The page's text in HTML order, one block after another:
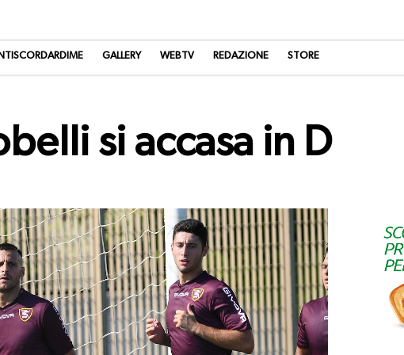
GALLERY WEBTV REDAZIONE STORE
si accasa in D